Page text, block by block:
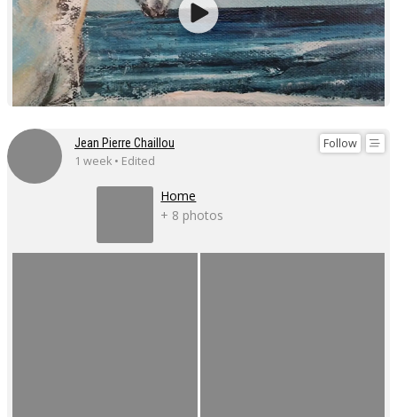
Follow
Jean Pierre Chaillou
1 week • Edited
Home
+ 8 photos